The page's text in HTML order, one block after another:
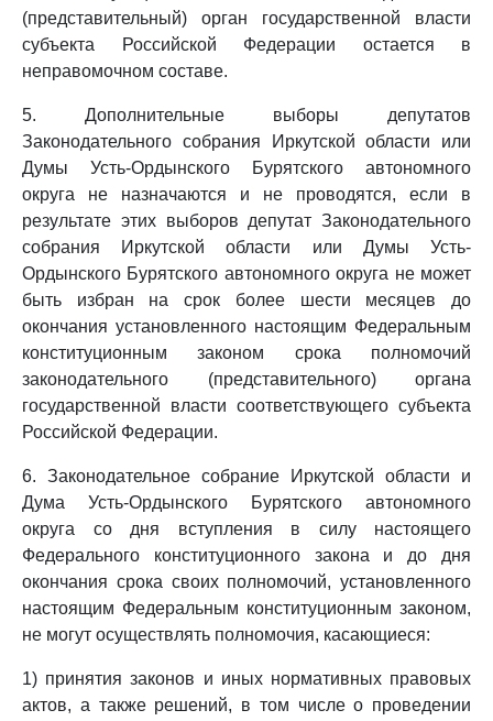
(представительный) орган государственной власти
субъекта Российской Федерации остается в
неправомочном составе.
5. Дополнительные выборы депутатов
Законодательного собрания Иркутской области или
Думы Усть-Ордынского Бурятского автономного
округа не назначаются и не проводятся, если в
результате этих выборов депутат Законодательного
собрания Иркутской области или Думы Усть-
Ордынского Бурятского автономного округа не может
быть избран на срок более шести месяцев до
окончания установленного настоящим Федеральным
конституционным законом срока полномочий
законодательного (представительного) органа
государственной власти соответствующего субъекта
Российской Федерации.
6. Законодательное собрание Иркутской области и
Дума Усть-Ордынского Бурятского автономного
округа со дня вступления в силу настоящего
Федерального конституционного закона и до дня
окончания срока своих полномочий, установленного
настоящим Федеральным конституционным законом,
не могут осуществлять полномочия, касающиеся:
1) принятия законов и иных нормативных правовых
актов, а также решений, в том числе о проведении